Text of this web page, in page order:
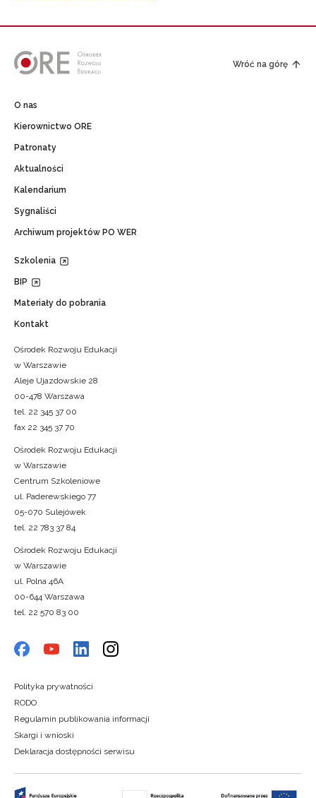
Wróć na górę
O nas
Kierownictwo ORE
Patronaty
Aktualności
Kalendarium
Sygnaliści
Archiwum projektów PO WER
Szkolenia
BIP
Materiały do pobrania
Kontakt
Ośrodek Rozwoju Edukacji
w Warszawie
Aleje Ujazdowskie 28
00-478 Warszawa
tel. 22 345 37 00
fax 22 345 37 70
Ośrodek Rozwoju Edukacji
w Warszawie
Centrum Szkoleniowe
ul. Paderewskiego 77
05-070 Sulejówek
tel. 22 783 37 84
Ośrodek Rozwoju Edukacji
w Warszawie
ul. Polna 46A
00-644 Warszawa
tel. 22 570 83 00
Polityka prywatności
RODO
Regulamin publikowania informacji
Skargi i wnioski
Deklaracja dostępności serwisu